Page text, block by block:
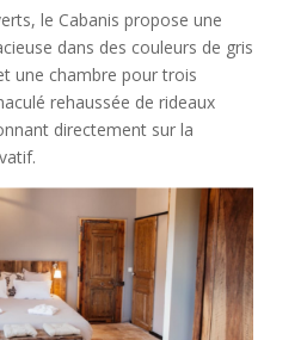
le Cabanis propose une
dans des couleurs de gris
une chambre pour trois
rehaussée de rideaux
directement sur la